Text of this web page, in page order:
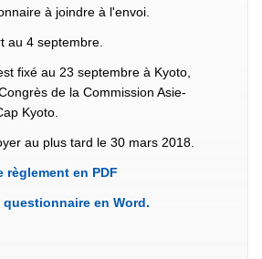
à joindre à l'envoi.
au 4 septembre.
fixé au 23 septembre à Kyoto,
de la Commission Asie-
Kyoto.
au plus tard le 30 mars 2018.
règlement en PDF
en Word.